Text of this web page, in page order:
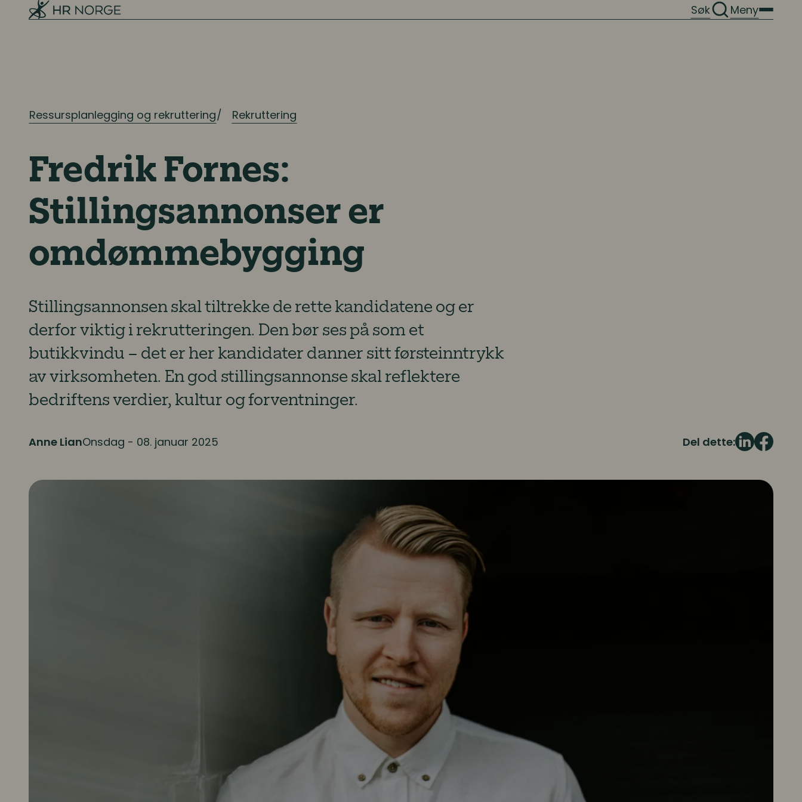
Søk Meny
Ressursplanlegging og rekruttering Rekruttering
Fredrik Fornes:
Stillingsannonser er
omdømmebygging
Stillingsannonsen skal tiltrekke de rette kandidatene og er
derfor viktig i rekrutteringen. Den bør ses på som et
butikkvindu – det er her kandidater danner sitt førsteinntrykk
av virksomheten. En god stillingsannonse skal reflektere
bedriftens verdier, kultur og forventninger.
Anne LianOnsdag - 08. januar 2025 Del dette: